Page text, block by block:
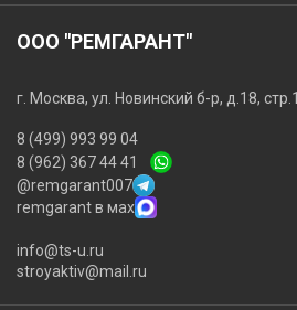
ООО "РЕМГАРАНТ"
г. Москва, ул. Новинский б-р, д.18, стр.1
8 (499) 993 99 04
8 (962) 367 44 41
@remgarant007
remgarant в мах
info@ts-u.ru
stroyaktiv@mail.ru